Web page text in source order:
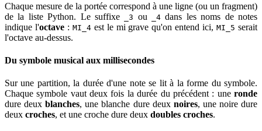
Chaque mesure de la portée correspond à une ligne (ou un fragment)
de la liste Python. Le suffixe
_3 ou _4 dans les noms de notes
indique l'octave: MI_4est le mi grave qu'on entend ici,MI_5 serait
l'octave au-dessus.
Du symbole musical aux millisecondes
Sur une partition, la durée d'une note se lit à la forme du symbole.
Chaque symbole vaut deux fois la durée du précédent : une ronde
dure deuxblanches, une blanche dure deux noires, une noire dure
deux croches, et une croche dure deux doubles croches.